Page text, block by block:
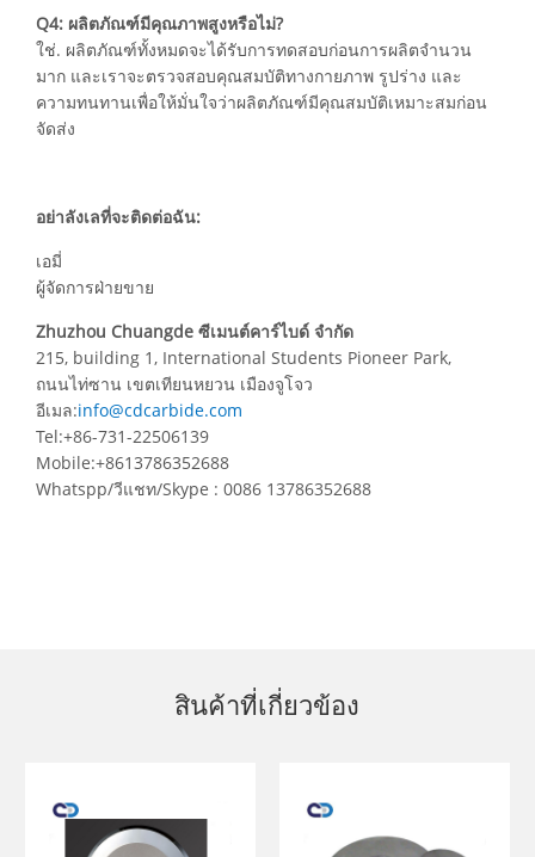
Q4: ผลิตภัณฑ์มีคุณภาพสูงหรือไม่?
ใช่. ผลิตภัณฑ์ทั้งหมดจะได้รับการทดสอบก่อนการผลิตจำนวน
มาก และเราจะตรวจสอบคุณสมบัติทางกายภาพ รูปร่าง และ
ความทนทานเพื่อให้มั่นใจว่าผลิตภัณฑ์มีคุณสมบัติเหมาะสมก่อน
จัดส่ง
อย่าลังเลที่จะติดต่อฉัน:
เอมี่
ผู้จัดการฝ่ายขาย
Zhuzhou Chuangde ซีเมนต์คาร์ไบด์ จำกัด
215, building 1, International Students Pioneer Park,
ถนนไท่ซาน เขตเทียนหยวน เมืองจูโจว
อีเมล:info@cdcarbide.com
Tel:+86-731-22506139
Mobile:+8613786352688
Whatspp/วีแชท/Skype : 0086 13786352688
สินค้าที่เกี่ยวข้อง